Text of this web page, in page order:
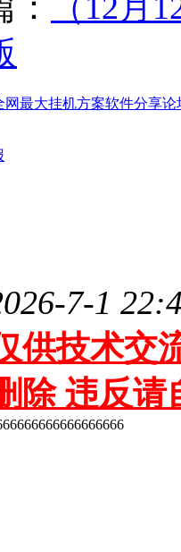
网最大挂机方案软件分享论
7-1
供技术交
除 违反